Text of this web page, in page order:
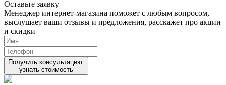
Оставьте заявку
Менеджер интернет-магазина поможет с любым вопросом,
выслушает ваши отзывы и предложения, расскажет про акции
и скидки
Получить консультацию
узнать стоимость